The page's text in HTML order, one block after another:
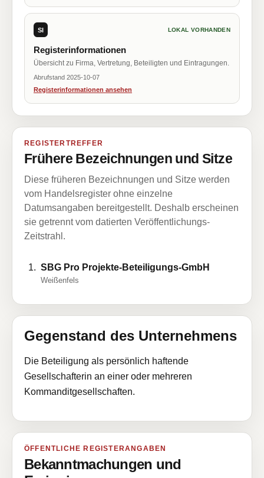
SI LOKAL VORHANDEN
Registerinformationen
Übersicht zu Firma, Vertretung, Beteiligten und Eintragungen.
Abrufstand 2025-10-07
Registerinformationen ansehen
REGISTERTREFFER
Frühere Bezeichnungen und Sitze
Diese früheren Bezeichnungen und Sitze werden
vom Handelsregister ohne einzelne
Datumsangaben bereitgestellt. Deshalb erscheinen
sie getrennt vom datierten Veröffentlichungs-
Zeitstrahl.
SBG Pro Projekte-Beteiligungs-GmbH
Weißenfels
Gegenstand des Unternehmens
Die Beteiligung als persönlich haftende
Gesellschafterin an einer oder mehreren
Kommanditgesellschaften.
ÖFFENTLICHE REGISTERANGABEN
Bekanntmachungen und